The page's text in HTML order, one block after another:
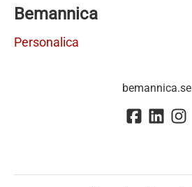
Bemannica
Personalica
bemannica.se